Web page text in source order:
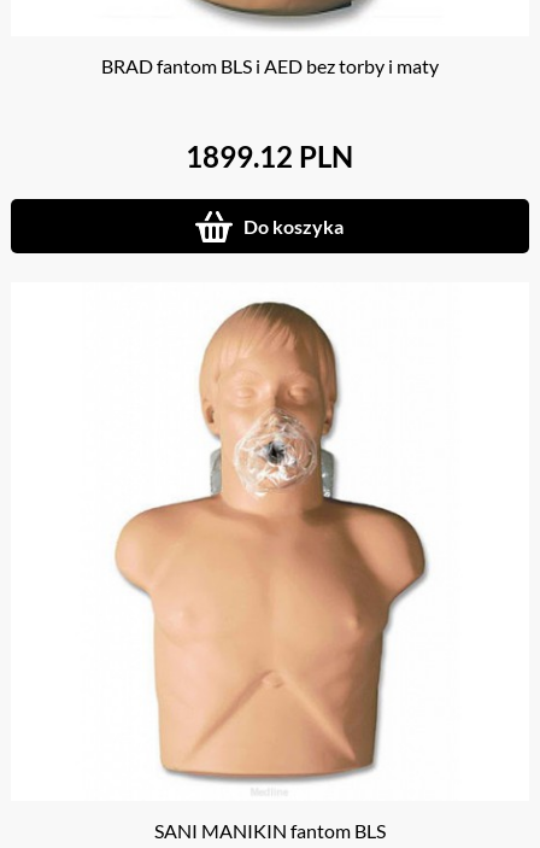
BRAD fantom BLS i AED bez torby i maty
1899.12 PLN
Do koszyka
SANI MANIKIN fantom BLS